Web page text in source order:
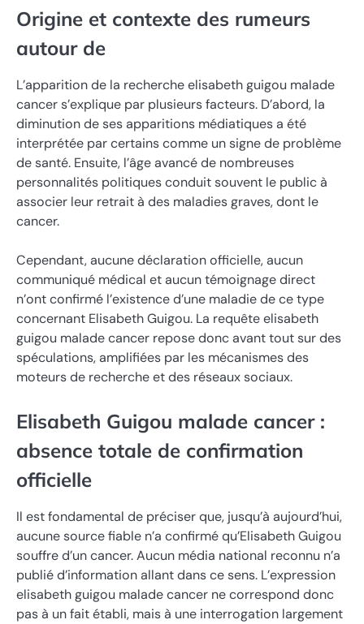
Origine et contexte des rumeurs
autour de
L’apparition de la recherche elisabeth guigou malade
cancer s’explique par plusieurs facteurs. D’abord, la
diminution de ses apparitions médiatiques a été
interprétée par certains comme un signe de problème
de santé. Ensuite, l’âge avancé de nombreuses
personnalités politiques conduit souvent le public à
associer leur retrait à des maladies graves, dont le
cancer.
Cependant, aucune déclaration officielle, aucun
communiqué médical et aucun témoignage direct
n’ont confirmé l’existence d’une maladie de ce type
concernant Elisabeth Guigou. La requête elisabeth
guigou malade cancer repose donc avant tout sur des
spéculations, amplifiées par les mécanismes des
moteurs de recherche et des réseaux sociaux.
Elisabeth Guigou malade cancer :
absence totale de confirmation
officielle
Il est fondamental de préciser que, jusqu’à aujourd’hui,
aucune source fiable n’a confirmé qu’Elisabeth Guigou
souffre d’un cancer. Aucun média national reconnu n’a
publié d’information allant dans ce sens. L’expression
elisabeth guigou malade cancer ne correspond donc
pas à un fait établi, mais à une interrogation largement